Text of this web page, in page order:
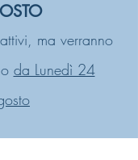
ma verranno
da Lunedì 24